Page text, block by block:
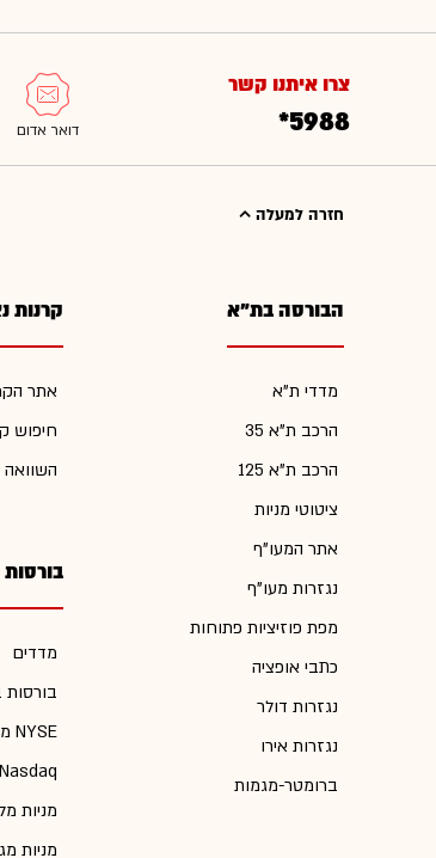
צרו איתנו קשר
*5988
חזרה למעלה
הבורסה בת"א
מדדי ת"א
הרכב ת"א 35
הרכב ת"א 125
ציטוטי מניות
אתר המעו"ף
נגזרות מעו"ף
מפת פוזיציות פתוחות
כתבי אופציה
נגזרות דולר
נגזרות אירו
ברומטר-מגמות
קרנות
אתר
חיפוש
השוואה
מדדים
בורסות
מניות מבורסת NYSE
מניות מבורסת Nasdaq
מניות
מניות